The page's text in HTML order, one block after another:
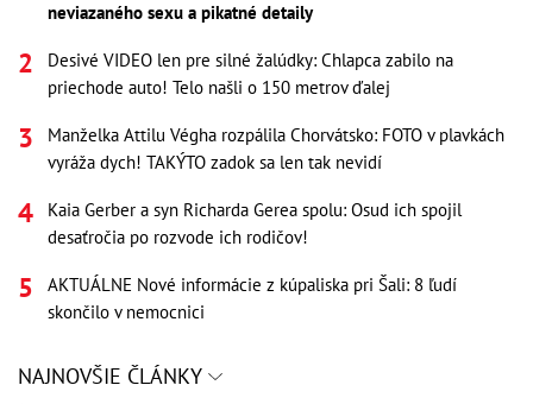
neviazaného sexu a pikatné detaily
Desivé VIDEO len pre silné žalúdky: Chlapca zabilo na
priechode auto! Telo našli o 150 metrov ďalej
Manželka Attilu Végha rozpálila Chorvátsko: FOTO v plavkách
vyráža dych! TAKÝTO zadok sa len tak nevidí
Kaia Gerber a syn Richarda Gerea spolu: Osud ich spojil
desaťročia po rozvode ich rodičov!
AKTUÁLNE Nové informácie z kúpaliska pri Šali: 8 ľudí
skončilo v nemocnici
NAJNOVŠIE ČLÁNKY